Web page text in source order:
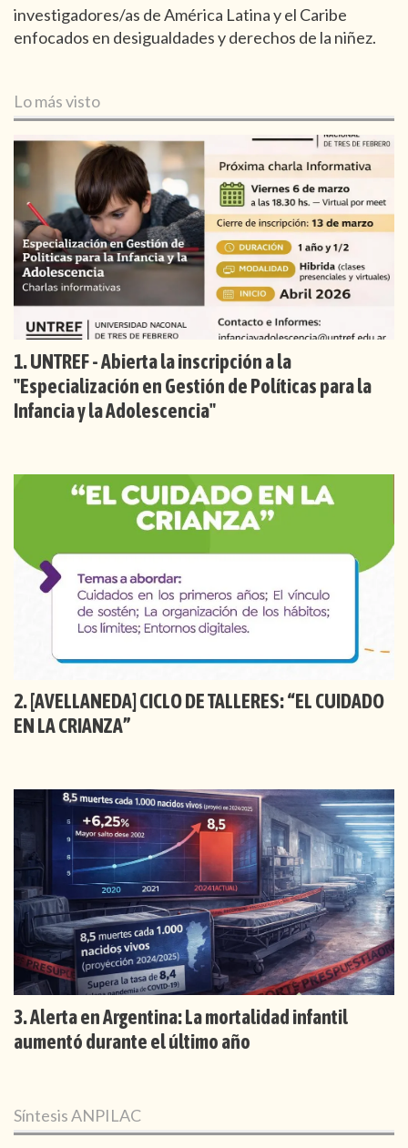
investigadores/as de América Latina y el Caribe
enfocados en desigualdades y derechos de la niñez.
Lo más visto
UNTREF - Abierta la inscripción a la
"Especialización en Gestión de Políticas para la
Infancia y la Adolescencia"
[AVELLANEDA] CICLO DE TALLERES: “EL CUIDADO
EN LA CRIANZA”
Alerta en Argentina: La mortalidad infantil
aumentó durante el último año
Síntesis ANPILAC